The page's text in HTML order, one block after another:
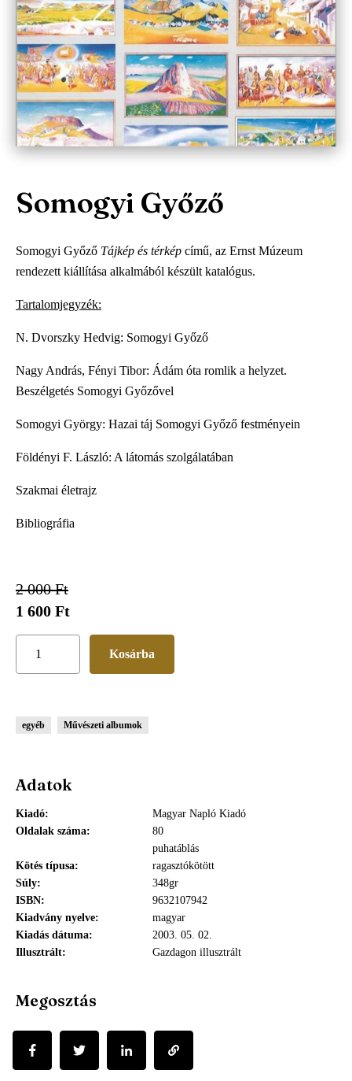
Somogyi Győző
Somogyi Győző Tájkép és térkép című, az Ernst Múzeum
rendezett kiállítása alkalmából készült katalógus.
Tartalomjegyzék:
N. Dvorszky Hedvig: Somogyi Győző
Nagy András, Fényi Tibor: Ádám óta romlik a helyzet.
Beszélgetés Somogyi Győzővel
Somogyi György: Hazai táj Somogyi Győző festményein
Földényi F. László: A látomás szolgálatában
Szakmai életrajz
Bibliográfia
2 000 Ft
1 600 Ft
egyéb Művészeti albumok
Adatok
Kiadó
Magyar Napló Kiadó
Oldalak száma
80
Kötés típusa
puhatáblás
ragasztókötött
Súly
348gr
ISBN
9632107942
Kiadvány nyelve
magyar
Kiadás dátuma
2003. 05. 02.
Illusztrált
Gazdagon illusztrált
Megosztás